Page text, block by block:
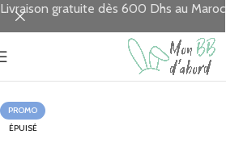
Accueil Sucettes
PROMO
ÉPUISÉ
Livraison gratuite dès 600 Dhs au Maroc